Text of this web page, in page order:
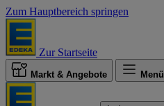
Zum Hauptbereich springen
Zur Startseite
Markt & Angebote Menü